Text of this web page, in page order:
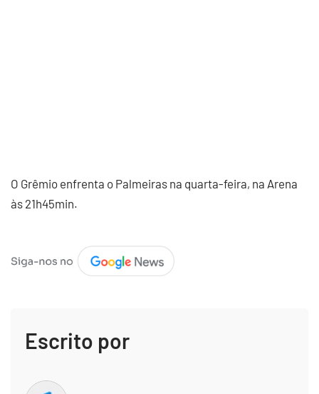
O Grêmio enfrenta o Palmeiras na quarta-feira, na Arena
às 21h45min.
Escrito por